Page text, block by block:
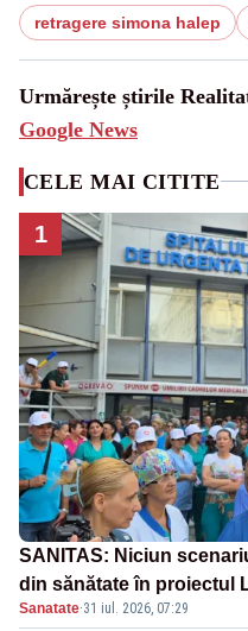
retragere simona halep
Urmărește știrile
Google News
CELE MAI CITITE
1
SANITAS: Niciun
din sănătate în proiectul
Sanatate·31 iul. 2026, 07:29